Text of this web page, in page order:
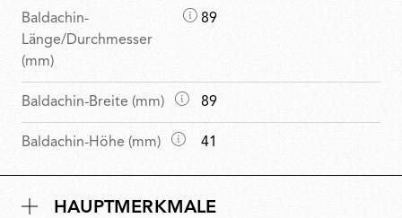
Baldachin-
Länge/Durchmesser
(mm)
M
e
89
Baldachin-Breite (mm)
M
a
ß
89
Baldachin-Höhe (mm)
M
e
41
HAUPTMERKMALE